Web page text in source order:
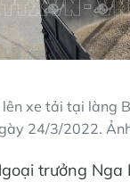
lên xe tải tại làng
24/3/2022.
trưởng